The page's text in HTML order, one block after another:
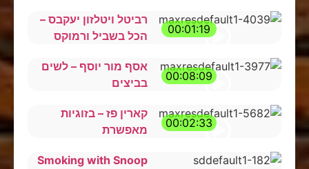
00:01:19
רביטל ויטלזון יעקבס –
הכל בשביל ורמוקס
00:08:09
אסף מור יוסף – לשים
בביצים
00:02:33
קארין פז – בזוגיות
מאפשרת
Smoking with Snoop